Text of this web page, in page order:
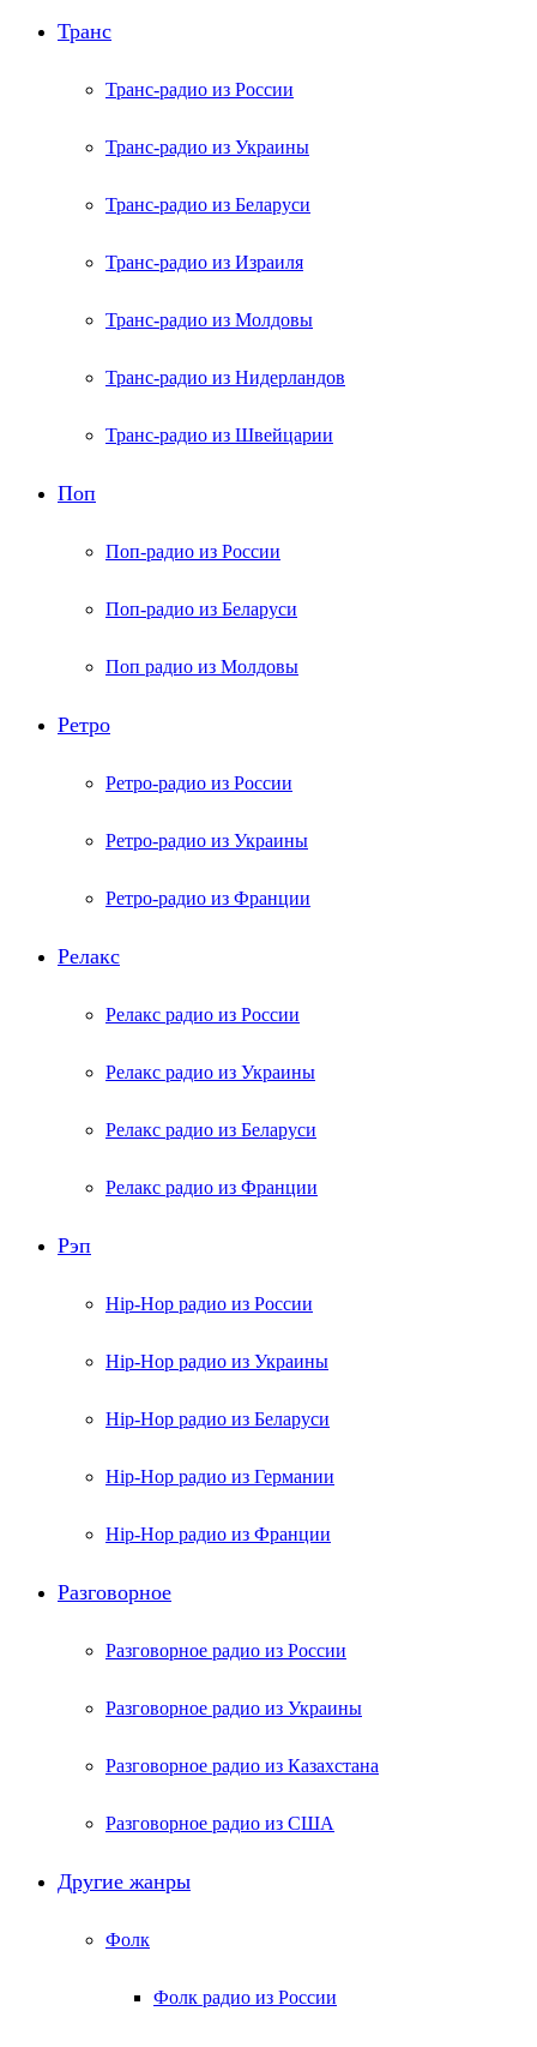
Транс
Транс-радио из России
Транс-радио из Украины
Транс-радио из Беларуси
Транс-радио из Израиля
Транс-радио из Молдовы
Транс-радио из Нидерландов
Транс-радио из Швейцарии
Поп
Поп-радио из России
Поп-радио из Беларуси
Поп радио из Молдовы
Ретро
Ретро-радио из России
Ретро-радио из Украины
Ретро-радио из Франции
Релакс
Релакс радио из России
Релакс радио из Украины
Релакс радио из Беларуси
Релакс радио из Франции
Рэп
Hip-Hop радио из России
Hip-Hop радио из Украины
Hip-Hop радио из Беларуси
Hip-Hop радио из Германии
Hip-Hop радио из Франции
Разговорное
Разговорное радио из России
Разговорное радио из Украины
Разговорное радио из Казахстана
Разговорное радио из США
Другие жанры
Фолк
Фолк радио из России